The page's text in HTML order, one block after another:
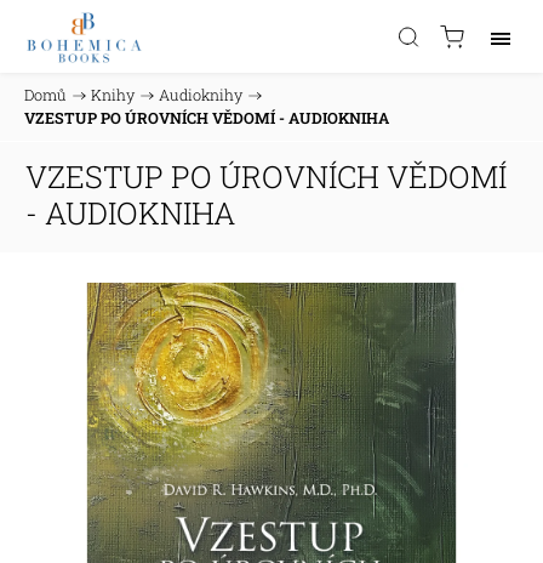
Domů / Knihy / Audioknihy /
VZESTUP PO ÚROVNÍCH VĚDOMÍ - AUDIOKNIHA
VZESTUP PO ÚROVNÍCH VĚDOMÍ
- AUDIOKNIHA